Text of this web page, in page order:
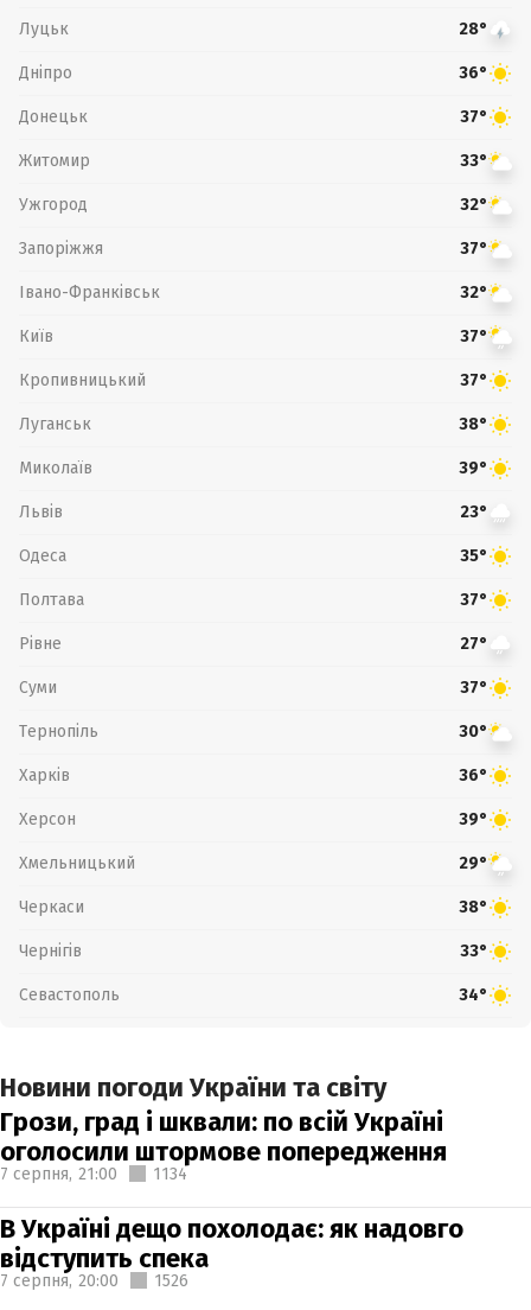
Луцьк 28°
Дніпро 36°
Донецьк 37°
Житомир 33°
Ужгород 32°
Запоріжжя 37°
Івано-Франківськ 32°
Київ 37°
Кропивницький 37°
Луганськ 38°
Миколаїв 39°
Львів 23°
Одеса 35°
Полтава 37°
Рівне 27°
Суми 37°
Тернопіль 30°
Харків 36°
Херсон 39°
Хмельницький 29°
Черкаси 38°
Чернігів 33°
Севастополь 34°
Новини погоди України та світу
Грози, град і шквали: по всій Україні
оголосили штормове попередження
7 серпня, 21:00 1134
В Україні дещо похолодає: як надовго
відступить спека
7 серпня, 20:00 1526